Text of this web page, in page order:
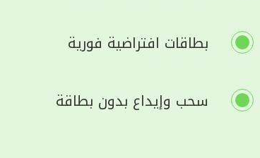
بطاقات افتراضية فورية
سحب وإيداع بدون بطاقة